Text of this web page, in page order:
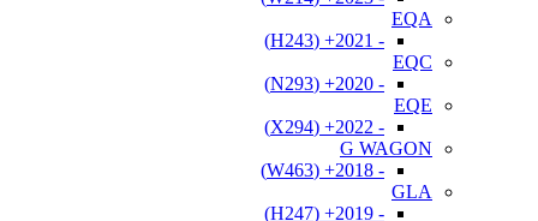
EQA
- 2021+ (H243)
EQC
- 2020+ (N293)
EQE
- 2022+ (X294)
G WAGON
- 2018+ (W463)
GLA
- 2019+ (H247)